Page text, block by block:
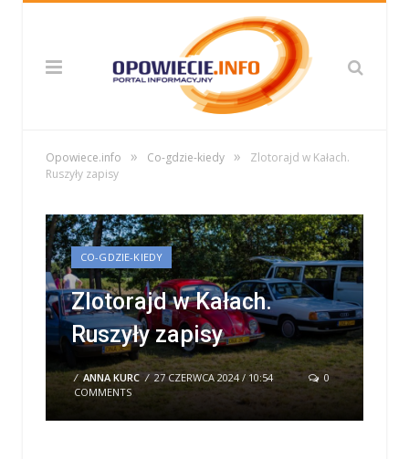
Opowiece.info » Co-gdzie-kiedy »
Zlotorajd w Kałach.
Ruszyły zapisy
CO-GDZIE-KIEDY
Zlotorajd w Kałach.
Ruszyły zapisy
/ ANNA KURC / 27 CZERWCA 2024 / 10:54
0
COMMENTS